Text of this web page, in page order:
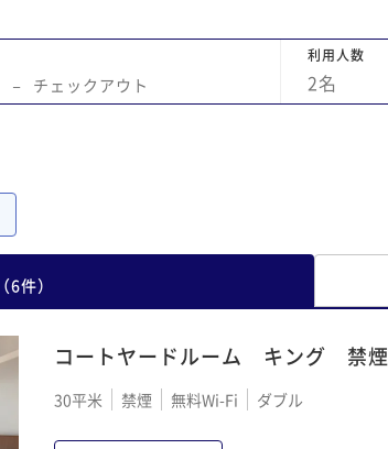
− チェックアウト
利用人数
2名
（6件）
コートヤードルーム キング 禁煙
30平米 禁煙 無料Wi-Fi ダブル